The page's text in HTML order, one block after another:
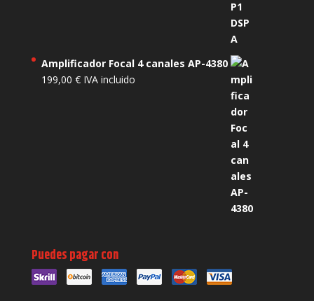
Amplificador Focal 4 canales AP-4380
199,00 € IVA incluido
Puedes pagar con